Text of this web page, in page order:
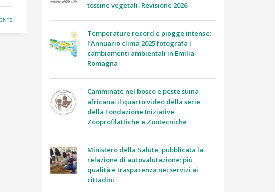
tossine vegetali. Revisione 2026
Temperature record e piogge intense:
l’Annuario clima 2025 fotografa i
cambiamenti ambientali in Emilia-
Romagna
Camminate nel bosco e peste suina
africana: il quarto video della serie
della Fondazione Iniziative
Zooprofilattiche e Zootecniche
Ministero della Salute, pubblicata la
relazione di autovalutazione: più
qualità e trasparenza nei servizi ai
cittadini